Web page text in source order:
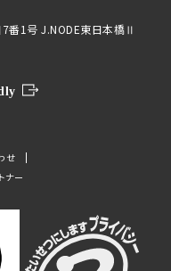
番1号 J.NODE東日本橋Ⅱ
せ
ナー